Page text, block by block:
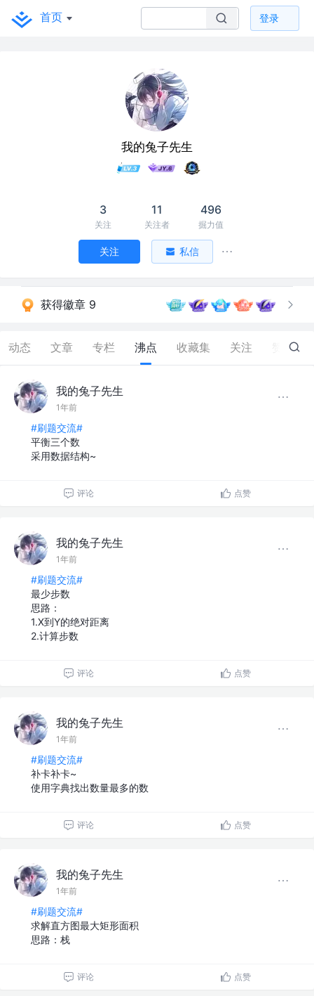
首页 登录
我的兔子先生
3
关注
11
关注者
496
掘力值
关注 私信
获得徽章 9
动态 文章 专栏 沸点 收藏集 关注 28
我的兔子先生
1年前
#刷题交流#
平衡三个数
采用数据结构~
评论 点赞
我的兔子先生
1年前
#刷题交流#
最少步数
思路：
1.X到Y的绝对距离
2.计算步数
评论 点赞
我的兔子先生
1年前
#刷题交流#
补卡补卡~
使用字典找出数量最多的数
评论 点赞
我的兔子先生
1年前
#刷题交流#
求解直方图最大矩形面积
思路：栈
评论 点赞